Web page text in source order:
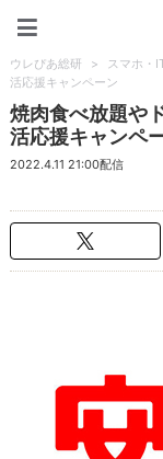
ウレぴあ総研 > スマホ・
活応援キャンペーン
焼肉食べ放題や
活応援キャンペ
2022.4.11 21:00配信